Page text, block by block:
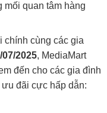
mối quan tâm hàng
chính cùng các gia
07/2025, MediaMart
đến cho các gia đình
đãi cực hấp dẫn: